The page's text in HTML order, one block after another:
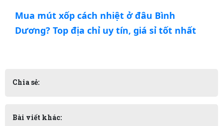
Mua mút xốp cách nhiệt ở đâu Bình
Dương? Top địa chỉ uy tín, giá sỉ tốt nhất
Chia sẻ:
Bài viết khác: